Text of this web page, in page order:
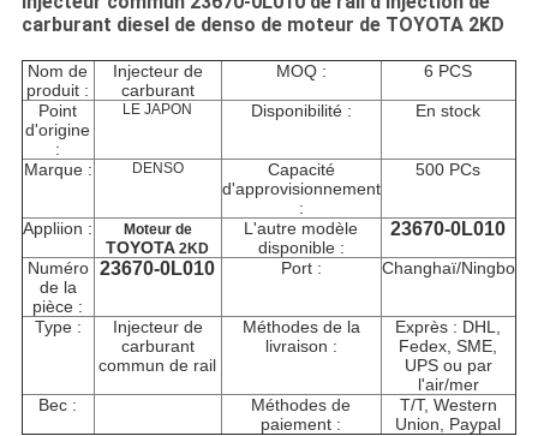
carburant diesel de denso de moteur de TOYOTA 2KD
Nom de
produit :
Injecteur de
carburant
MOQ : 6 PCS
Point
d'origine
:
LE JAPON Disponibilité : En stock
Marque : DENSO
Capacité
d'approvisionnement
:
500 PCs
Appliion : Moteurde
TOYOTA 2KD
L'autre modèle
disponible :
23670-0L010
Numéro
de la
pièce :
23670-0L010 Port : Changhaï/Ningbo
Type :
Injecteur de
carburant
commun de rail
Méthodes de la
livraison :
Exprès : DHL,
Fedex, SME,
UPS ou par
l'air/mer
Bec :
Méthodes de
paiement :
T/T, Western
Union, Paypal